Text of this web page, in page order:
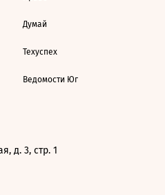
Думай
Техуспех
Ведомости Юг
д. 3, стр. 1